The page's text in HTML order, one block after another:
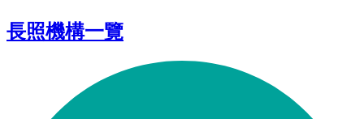
長照機構一覽